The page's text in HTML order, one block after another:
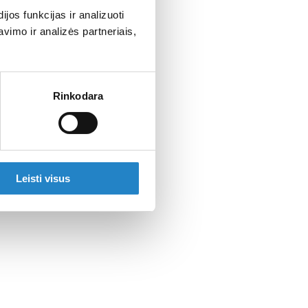
funkcijas ir analizuoti
ir analizės partneriais,
Rinkodara
Leisti visus